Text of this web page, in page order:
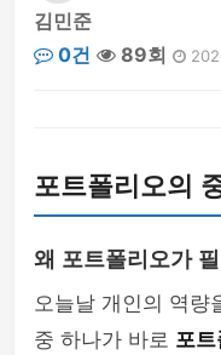
김민준
0건
89회
포트폴리오의
왜 포트폴리오가
오늘날 개인의 역량
중 하나가 바로 포